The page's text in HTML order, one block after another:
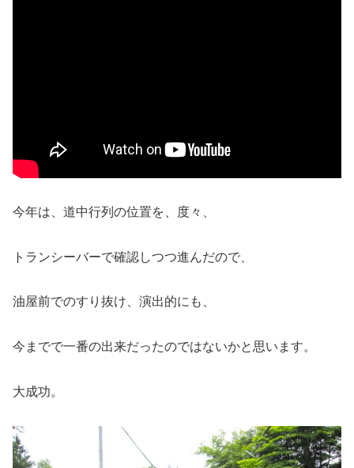
今年は、道中行列の位置を、度々、
トランシーバーで確認しつつ進んだので、
油屋前でのすり抜け、演出的にも、
今までで一番の出来だったのではないかと思います。
大成功。